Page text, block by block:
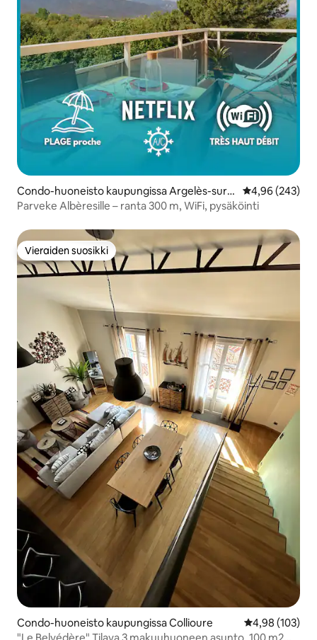
Condo-huoneisto kaupungissa Argelès-sur-
Mer
4,96 (243)
Parveke Albèresille – ranta 300 m, WiFi, pysäköinti
Vieraiden suosikki
Vieraiden suosikki
Condo-huoneisto kaupungissa Collioure
4,98 (103)